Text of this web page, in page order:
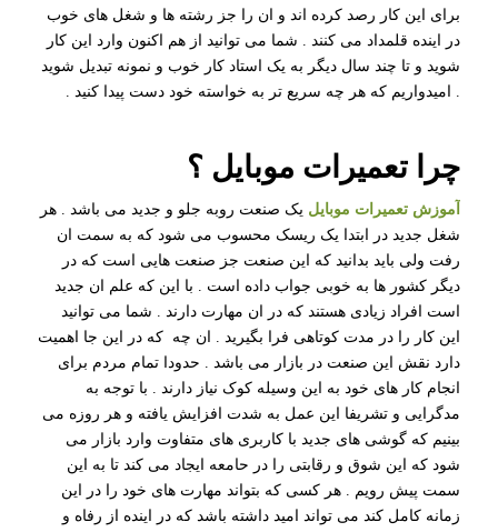
برای این کار رصد کرده اند و ان را جز رشته ها و شغل های خوب
در اینده قلمداد می کنند . شما می توانید از هم اکنون وارد این کار
شوید و تا چند سال دیگر به یک استاد کار خوب و نمونه تبدیل شوید
. امیدواریم که هر چه سریع تر به خواسته خود دست پیدا کنید .
چرا تعمیرات موبایل ؟
آموزش تعمیرات موبایل یک صنعت روبه جلو و جدید می باشد . هر
شغل جدید در ابتدا یک ریسک محسوب می شود که به سمت ان
رفت ولی باید بدانید که این صنعت جز صنعت هایی است که در
دیگر کشور ها به خوبی جواب داده است . با این که علم ان جدید
است افراد زیادی هستند که در ان مهارت دارند . شما می توانید
این کار را در مدت کوتاهی فرا بگیرید . ان چه که در این جا اهمیت
دارد نقش این صنعت در بازار می باشد . حدودا تمام مردم برای
انجام کار های خود به این وسیله کوک نیاز دارند . با توجه به
مدگرایی و تشریفا این عمل به شدت افزایش یافته و هر روزه می
بینیم که گوشی های جدید با کاربری های متفاوت وارد بازار می
شود که این شوق و رقابتی را در حامعه ایجاد می کند تا به این
سمت پیش رویم . هر کسی که بتواند مهارت های خود را در این
زمانه کامل کند می تواند امید داشته باشد که در اینده از رفاه و